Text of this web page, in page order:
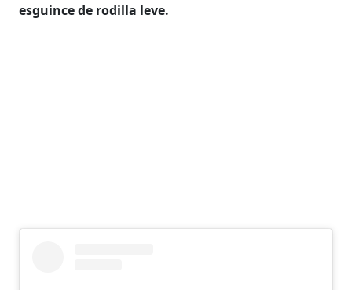
esguince de rodilla leve.